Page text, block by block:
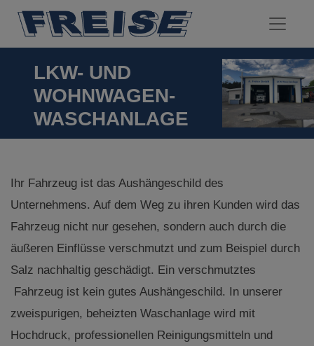
LKW- UND
WOHNWAGEN-
WASCHANLAGE
Ihr Fahrzeug ist das Aushängeschild des
Unternehmens. Auf dem Weg zu ihren Kunden wird das
Fahrzeug nicht nur gesehen, sondern auch durch die
äußeren Einflüsse verschmutzt und zum Beispiel durch
Salz nachhaltig geschädigt. Ein verschmutztes
Fahrzeug ist kein gutes Aushängeschild. In unserer
zweispurigen, beheizten Waschanlage wird mit
Hochdruck, professionellen Reinigungsmitteln und